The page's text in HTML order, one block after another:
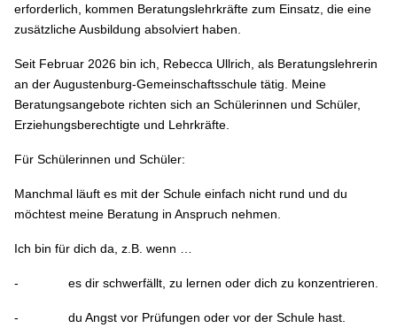
erforderlich, kommen Beratungslehrkräfte zum Einsatz, die eine
zusätzliche Ausbildung absolviert haben.
Seit Februar 2026 bin ich, Rebecca Ullrich, als Beratungslehrerin
an der Augustenburg-Gemeinschaftsschule tätig. Meine
Beratungsangebote richten sich an Schülerinnen und Schüler,
Erziehungsberechtigte und Lehrkräfte.
Für Schülerinnen und Schüler:
Manchmal läuft es mit der Schule einfach nicht rund und du
möchtest meine Beratung in Anspruch nehmen.
Ich bin für dich da, z.B. wenn …
- es dir schwerfällt, zu lernen oder dich zu konzentrieren.
- du Angst vor Prüfungen oder vor der Schule hast.